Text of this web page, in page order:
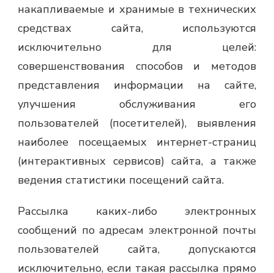
накапливаемые и хранимые в технических
средствах сайта, используются
исключительно для целей:
совершенствования способов и методов
представления информации на сайте,
улучшения обслуживания его
пользователей (посетителей), выявления
наиболее посещаемых интернет-страниц
(интерактивных сервисов) сайта, а также
ведения статистики посещений сайта.
Рассылка каких-либо электронных
сообщений по адресам электронной почты
пользователей сайта, допускаются
исключительно, если такая рассылка прямо